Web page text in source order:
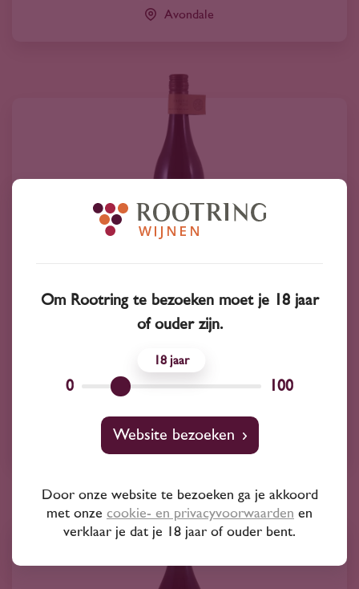
Avondale
2020 Zuid-Afrika
Avondale Jonty's Ducks Pekin Red 2020
17 95
Avondale
Om Rootring te bezoeken moet je 18 jaar
of ouder zijn.
0
18
100
Website bezoeken
Door onze website te bezoeken ga je akkoord
met onze cookie- en privacyvoorwaarden en
verklaar je dat je 18 jaar of ouder bent.